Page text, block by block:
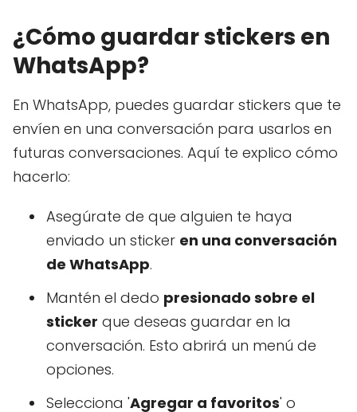
¿Cómo guardar stickers en
WhatsApp?
En WhatsApp, puedes guardar stickers que te
envíen en una conversación para usarlos en
futuras conversaciones. Aquí te explico cómo
hacerlo:
Asegúrate de que alguien te haya
enviado un sticker en una conversación
de WhatsApp.
Mantén el dedo presionado sobre el
sticker que deseas guardar en la
conversación. Esto abrirá un menú de
opciones.
Selecciona 'Agregar a favoritos' o